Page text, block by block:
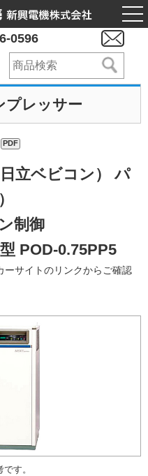
0596
プレッサー
PDF
立ベビコン） パ
制御
POD-0.75PP5
ーサイトのリンクからご確認
す。